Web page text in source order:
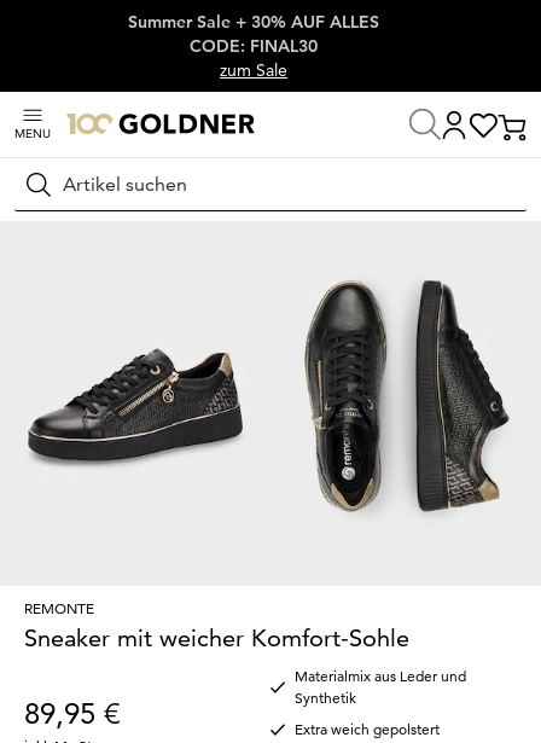
Überspringe Navigation, direkt zum Content
Summer Sale + 30% AUF ALLES
CODE: FINAL30
zum Sale
MENU
Suchen
Startseite Schuhe & Accessoires
REMONTE
Sneaker mit weicher Komfort-Sohle
89,95 €
Materialmix aus Leder und
Synthetik
Extra weich gepolstert